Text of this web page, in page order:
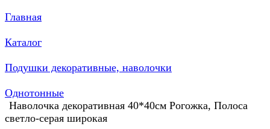
Главная
Каталог
Подушки декоративные, наволочки
Однотонные
Наволочка декоративная 40*40см Рогожка, Полоса
светло-серая широкая